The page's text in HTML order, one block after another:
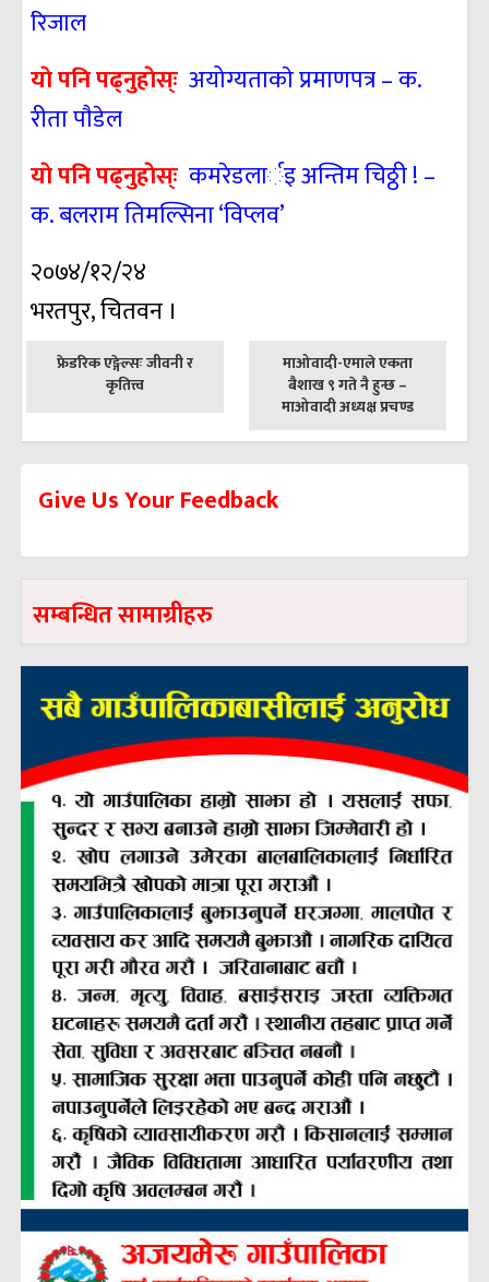
रिजाल
याे पनि पढ्नुहाेस्ः अयोग्यताकाे प्रमाणपत्र – क.
रीता पाैडेल
याे पनि पढ्नुहाेस्ः कमरेडलार्इ अन्तिम चिठ्ठी ! –
क. बलराम तिमल्सिना ‘विप्लव’
२०७४/१२/२४
भरतपुर, चितवन ।
पछिल्लाे
फ्रेडरिक एङ्गेल्सः जीवनी र
कृतित्त्व
अघिल्लाे
माओवादी-एमाले एकता
बैशाख ९ गते नै हुन्छ –
माओवादी अध्यक्ष प्रचण्ड
Give Us Your Feedback
सम्बन्धित सामाग्रीहरु